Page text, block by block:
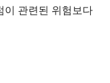
이 관련된 위험보다